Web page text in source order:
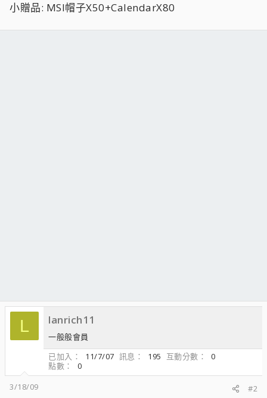
小贈品: MSI帽子X50+CalendarX80
L lanrich11
一般般會員
已加入
11/7/07 訊息 195 互動分數
0
點數
0
3/18/09
#2